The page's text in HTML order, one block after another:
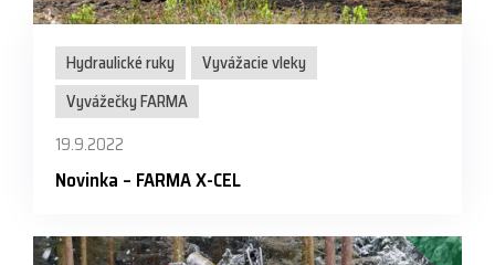
Hydraulické ruky
Vyvážacie vleky
Vyvážečky FARMA
19.9.2022
Novinka – FARMA X-CEL